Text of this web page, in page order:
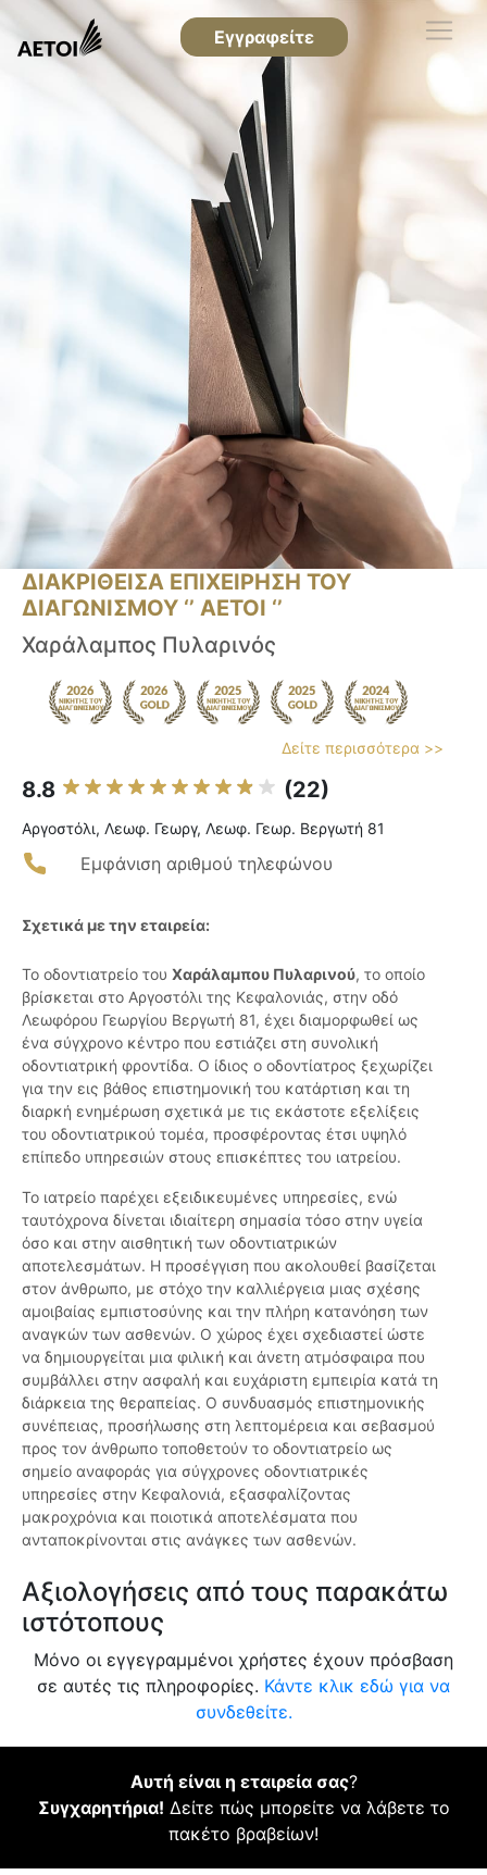
Εγγραφείτε
ΔΙΑΚΡΙΘΕΙΣΑ ΕΠΙΧΕΙΡΗΣΗ ΤΟΥ
ΔΙΑΓΩΝΙΣΜΟΥ ‘’ ΑΕΤΟΙ ‘’
Χαράλαμπος Πυλαρινός
Δείτε περισσότερα >>
8.8 (22)
Αργοστόλι, Λεωφ. Γεωργ, Λεωφ. Γεωρ. Βεργωτή 81
Εμφάνιση αριθμού τηλεφώνου
Σχετικά με την εταιρεία:
Το οδοντιατρείο του Χαράλαμπου Πυλαρινού, το οποίο
βρίσκεται στο Αργοστόλι της Κεφαλονιάς, στην οδό
Λεωφόρου Γεωργίου Βεργωτή 81, έχει διαμορφωθεί ως
ένα σύγχρονο κέντρο που εστιάζει στη συνολική
οδοντιατρική φροντίδα. Ο ίδιος ο οδοντίατρος ξεχωρίζει
για την εις βάθος επιστημονική του κατάρτιση και τη
διαρκή ενημέρωση σχετικά με τις εκάστοτε εξελίξεις
του οδοντιατρικού τομέα, προσφέροντας έτσι υψηλό
επίπεδο υπηρεσιών στους επισκέπτες του ιατρείου.
Το ιατρείο παρέχει εξειδικευμένες υπηρεσίες, ενώ
ταυτόχρονα δίνεται ιδιαίτερη σημασία τόσο στην υγεία
όσο και στην αισθητική των οδοντιατρικών
αποτελεσμάτων. Η προσέγγιση που ακολουθεί βασίζεται
στον άνθρωπο, με στόχο την καλλιέργεια μιας σχέσης
αμοιβαίας εμπιστοσύνης και την πλήρη κατανόηση των
αναγκών των ασθενών. Ο χώρος έχει σχεδιαστεί ώστε
να δημιουργείται μια φιλική και άνετη ατμόσφαιρα που
συμβάλλει στην ασφαλή και ευχάριστη εμπειρία κατά τη
διάρκεια της θεραπείας. Ο συνδυασμός επιστημονικής
συνέπειας, προσήλωσης στη λεπτομέρεια και σεβασμού
προς τον άνθρωπο τοποθετούν το οδοντιατρείο ως
σημείο αναφοράς για σύγχρονες οδοντιατρικές
υπηρεσίες στην Κεφαλονιά, εξασφαλίζοντας
μακροχρόνια και ποιοτικά αποτελέσματα που
ανταποκρίνονται στις ανάγκες των ασθενών.
Αξιολογήσεις από τους παρακάτω
ιστότοπους
Μόνο οι εγγεγραμμένοι χρήστες έχουν πρόσβαση
σε αυτές τις πληροφορίες. Κάντε κλικ εδώ για να
συνδεθείτε.
Αυτή είναι η εταιρεία σας?
Συγχαρητήρια! Δείτε πώς μπορείτε να λάβετε το
πακέτο βραβείων!